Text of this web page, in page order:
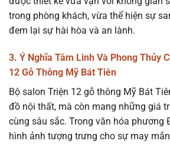
trong phòng khách, vừa thể hiện sự
đem lại sự hài hòa và an lành.
3. Ý Nghĩa Tâm Linh Và Phong Thủy
12 Gỗ Thông Mỹ Bát Tiên
Bộ salon Triện 12 gỗ thông Mỹ Bát
đồ nội thất, mà còn mang những giá
cùng sâu sắc. Trong văn hóa phương
hình ảnh tượng trưng cho sự may